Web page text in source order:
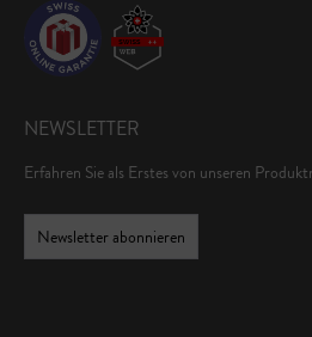
NEWSLETTER
Erfahren Sie als Erstes von unseren
Newsletter abonnieren